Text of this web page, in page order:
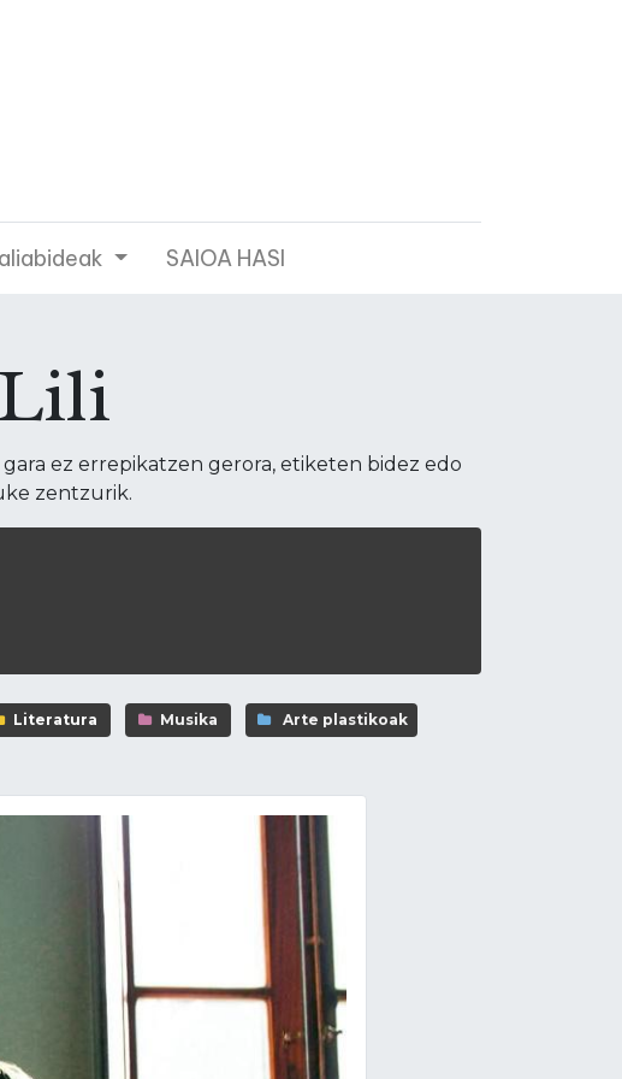
SAIOA HASI
ez errepikatzen gerora, etiketen bidez edo
zentzurik.
Literatura Musika Arte plastikoak